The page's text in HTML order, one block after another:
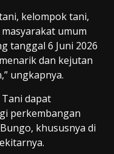
kelompok tani,
umum
tanggal 6 Juni 2026
dan kejutan
ungkapnya.
dapat
perkembangan
khususnya di